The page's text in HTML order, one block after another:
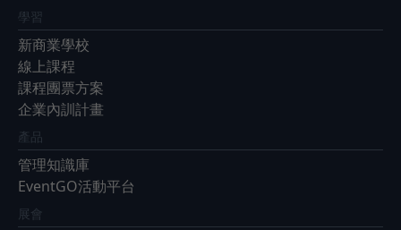
學習
新商業學校
線上課程
課程團票方案
企業內訓計畫
產品
管理知識庫
EventGO活動平台
展會